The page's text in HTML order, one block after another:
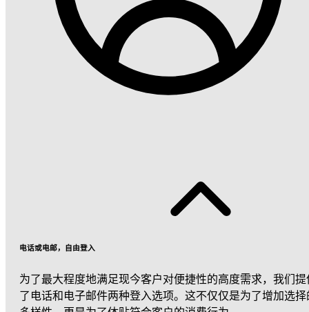
电话或电邮，自由登入
为了最大程度地满足现今客户对便捷性的高度需求，我们提
了电话和电子邮件两种登入选项。这不仅仅是为了增加选择